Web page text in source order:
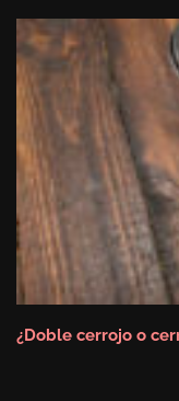
¿Doble cerrojo o